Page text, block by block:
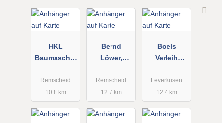
HKL
Baumaschin
Center
Remscheid
Remscheid
10.8 km
Bernd
Löwer,
mietung
Remscheid
12.7 km
Boels
Verleih
Leverkusen
12.4 km